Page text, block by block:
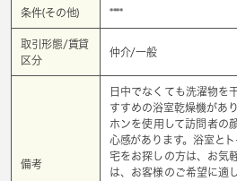
条件(その他) ****
取引形態/賃貸
区分
仲介/一般
備考
日中でなくても洗濯物を
すすめの浴室乾燥機があ
ホンを使用して訪問者の
心感があります。浴室と
宅をお探しの方は、お気
は、お客様のご希望に適